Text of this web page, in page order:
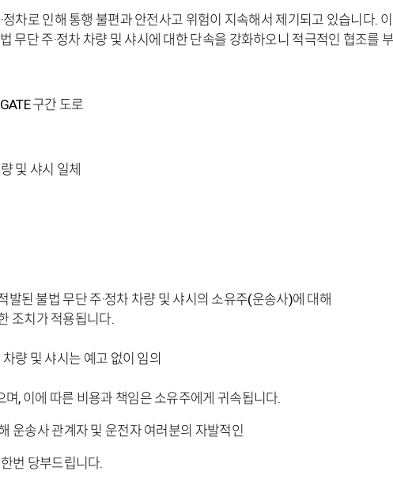
차로 인해 통행 불편과 안전사고 위험이 지속해서 제기되고 있습니다.
무단 주·정차 차량 및 샤시에 대한 단속을 강화하오니 적극적인 협조를
구간 도로
및 샤시 일체
발된 불법 무단 주·정차 차량 및 샤시의 소유주(운송사)에 대해
조치가 적용됩니다.
차량 및 샤시는 예고 없이 임의
며, 이에 따른 비용과 책임은 소유주에게 귀속됩니다.
운송사 관계자 및 운전자 여러분의 자발적인
번 당부드립니다.